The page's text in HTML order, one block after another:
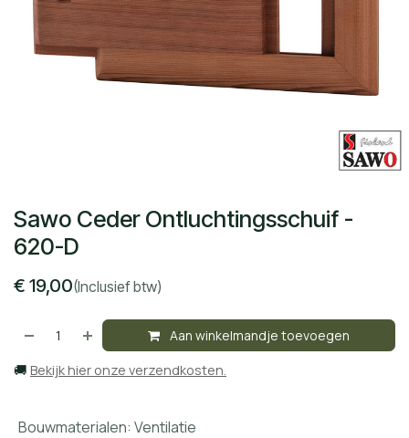
Sawo Ceder Ontluchtingsschuif -
620-D
€ 19,00(Inclusief btw)
Aan winkelmandje toevoegen
🚚 Bekijk hier onze verzendkosten.
Bouwmaterialen: Ventilatie